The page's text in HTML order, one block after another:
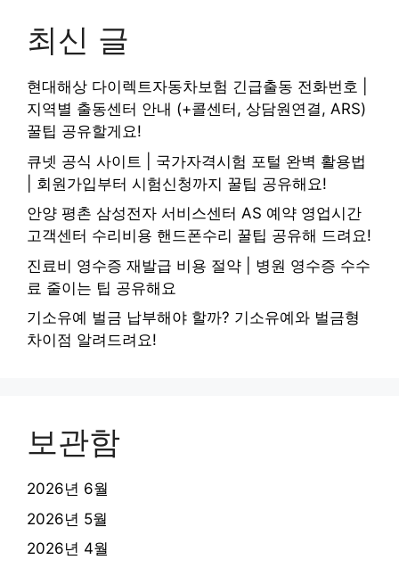
최신 글
현대해상 다이렉트자동차보험 긴급출동 전화번호 |
지역별 출동센터 안내 (+콜센터, 상담원연결, ARS)
꿀팁 공유할게요!
큐넷 공식 사이트 | 국가자격시험 포털 완벽 활용법
| 회원가입부터 시험신청까지 꿀팁 공유해요!
안양 평촌 삼성전자 서비스센터 AS 예약 영업시간
고객센터 수리비용 핸드폰수리 꿀팁 공유해 드려요!
진료비 영수증 재발급 비용 절약 | 병원 영수증 수수
료 줄이는 팁 공유해요
기소유예 벌금 납부해야 할까? 기소유예와 벌금형
차이점 알려드려요!
보관함
2026년 6월
2026년 5월
2026년 4월